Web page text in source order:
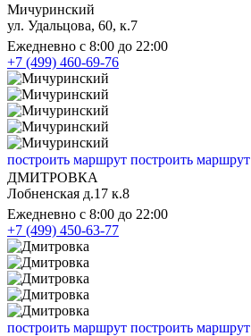
Мичуринский
ул. Удальцова, 60, к.7
Ежедневно с 8:00 до 22:00
+7 (499) 460-69-76
построить маршрут построить маршрут
ДМИТРОВКА
Лобненская д.17 к.8
Ежедневно с 8:00 до 22:00
+7 (499) 450-63-77
построить маршрут построить маршрут